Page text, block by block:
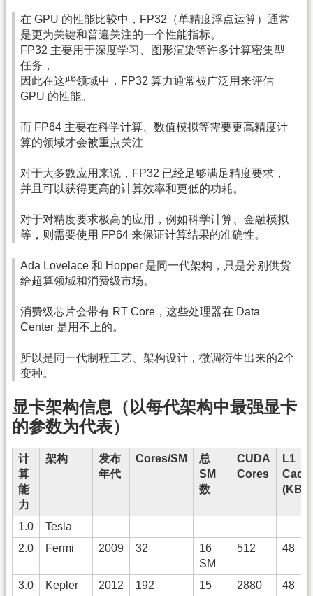
在 GPU 的性能比较中，FP32（单精度浮点运算）通常
是更为关键和普遍关注的一个性能指标。
FP32 主要用于深度学习、图形渲染等许多计算密集型
任务，
因此在这些领域中，FP32 算力通常被广泛用来评估
GPU 的性能。
而 FP64 主要在科学计算、数值模拟等需要更高精度计
算的领域才会被重点关注
对于大多数应用来说，FP32 已经足够满足精度要求，
并且可以获得更高的计算效率和更低的功耗。
对于对精度要求极高的应用，例如科学计算、金融模拟
等，则需要使用 FP64 来保证计算结果的准确性。
Ada Lovelace 和 Hopper 是同一代架构，只是分别供货
给超算领域和消费级市场。
消费级芯片会带有 RT Core，这些处理器在 Data
Center 是用不上的。
所以是同一代制程工艺、架构设计，微调衍生出来的2个
变种。
显卡架构信息（以每代架构中最强显卡
的参数为代表）
计
算
能
力
架构
发布
年代
Cores/SM
总
SM
数
CUDA
Cores
L1
(KB)
1.0
Tesla
2.0
Fermi 2009 32
16
SM
512 48
3.0 Kepler 2012 192
15
2880 48